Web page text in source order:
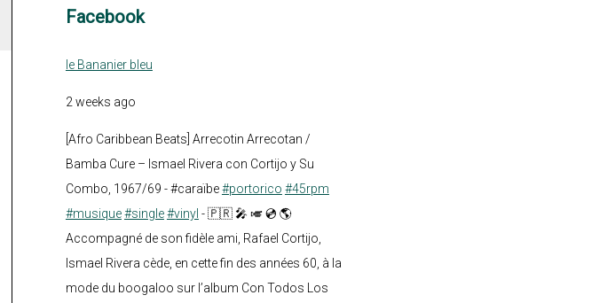
Facebook
le Bananier bleu
2 weeks ago
[Afro Caribbean Beats] Arrecotin Arrecotan /
Bamba Cure – Ismael Rivera con Cortijo y Su
Combo, 1967/69 - #caraïbe#portorico #45rpm
#musique#single#vinyl - 🇵🇷 🎤 🎺 💿 🌎
Accompagné de son fidèle ami, Rafael Cortijo,
Ismael Rivera cède, en cette fin des années 60, à la
mode du boogaloo sur l’album Con Todos Los